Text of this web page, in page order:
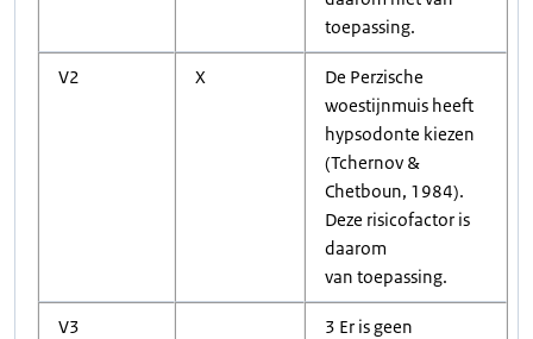
toepassing.
V2 X
De Perzische
woestijnmuis heeft
hypsodonte kiezen
(Tchernov &
Chetboun, 1984).
Deze risicofactor is
daarom
van toepassing.
V3
3 Er is geen